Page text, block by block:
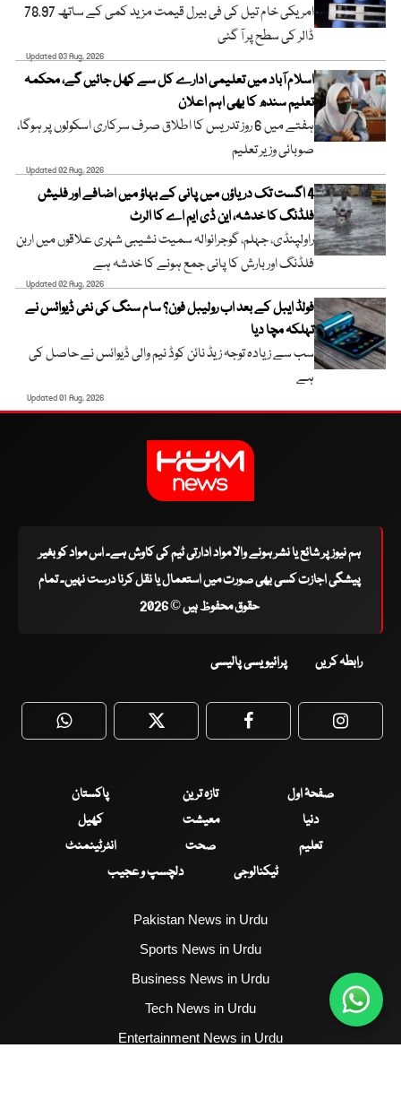
امریکی خام تیل کی فی بیرل قیمت مزید کمی کے ساتھ 78.97
ڈالر کی سطح پر آ گئی
Updated 03 Aug, 2026
اسلام آباد میں تعلیمی ادارے کل سے کھل جائیں گے، محکمہ
تعلیم سندھ کا بھی اہم اعلان
ہفتے میں 6 روز تدریس کا اطلاق صرف سرکاری اسکولوں پر ہوگا،
صوبائی وزیر تعلیم
Updated 02 Aug, 2026
4 اگست تک دریاؤں میں پانی کے بہاؤ میں اضافے اور فلیش
فلڈنگ کا خدشہ، این ڈی ایم اے کا الرٹ
راولپنڈی، جہلم، گوجرانوالہ سمیت نشیبی شہری علاقوں میں اربن
فلڈنگ اور بارش کا پانی جمع ہونے کا خدشہ ہے
Updated 02 Aug, 2026
فولڈ ایبل کے بعد اب رولیبل فون؟ سام سنگ کی نئی ڈیوائس نے
تہلکہ مچا دیا
سب سے زیادہ توجہ زیڈ نائن کوڈ نیم والی ڈیوائس نے حاصل کی
ہے
Updated 01 Aug, 2026
ہم نیوز پر شائع یا نشر ہونے والا مواد ادارتی ٹیم کی کاوش ہے۔ اس مواد کو بغیر
پیشگی اجازت کسی بھی صورت میں استعمال یا نقل کرنا درست نہیں۔ تمام
حقوق محفوظ ہیں © 2026
رابطہ کریں پرائیویسی پالیسی
WhatsApp Twitter Facebook
صفحۂ اول تازہ ترین
پاکستان
دنیا
معیشت
کھیل
تعلیم
صحت
انٹرٹینمنٹ
ٹیکنالوجی
دلچسپ و عجیب
Pakistan News in Urdu
Sports News in Urdu
Business News in Urdu
Tech News in Urdu
Entertainment News in Urdu